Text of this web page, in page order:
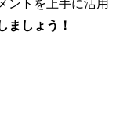
ントを上手に活用
ましょう！